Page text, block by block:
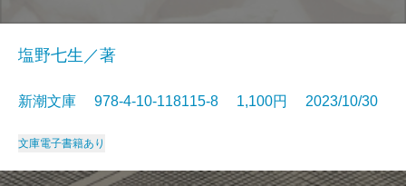
塩野七生／著
新潮文庫 978-4-10-118115-8 1,100円 2023/10/30
文庫電子書籍あり